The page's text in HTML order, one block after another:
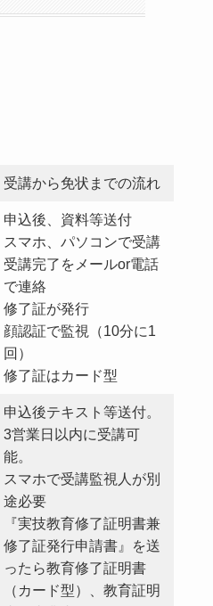
受講から免状までの流れ
申込後、資料等送付
スマホ、パソコンで受講
受講完了をメールor電話
で連絡
修了証が発行
顔認証で監視（10分に1
回）
修了証はカード型
申込後テキスト等送付。
3営業日以内に受講可
能。
スマホで受講監視人が別
途必要
『実技教育修了証明書兼
修了証発行申請書』を送
ったら教育修了証明書
（カード型）、教育証明